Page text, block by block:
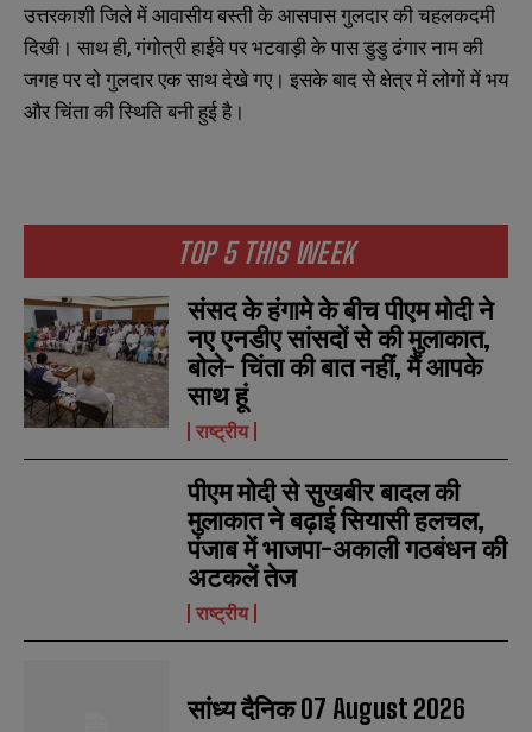
TOP 5 THIS WEEK
संसद के हंगामे के बीच पीएम मोदी ने
नए एनडीए सांसदों से की मुलाकात,
बोले- चिंता की बात नहीं, मैं आपके
साथ हूं
राष्ट्रीय
पीएम मोदी से सुखबीर बादल की
मुलाकात ने बढ़ाई सियासी हलचल,
पंजाब में भाजपा-अकाली गठबंधन की
अटकलें तेज
राष्ट्रीय
सांध्य दैनिक 07 August 2026
उत्तरकाशी जिले में आवासीय बस्ती के आसपास गुलदार की चहलकदमी
दिखी। साथ ही, गंगोत्री हाईवे पर भटवाड़ी के पास डुडु ढंगार नाम की
जगह पर दो गुलदार एक साथ देखे गए। इसके बाद से क्षेत्र में लोगों में भय
और चिंता की स्थिति बनी हुई है।